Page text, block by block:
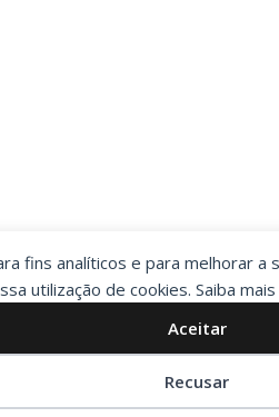
fins analíticos e para melhorar a
utilização de cookies. Saiba
Aceitar
Recusar